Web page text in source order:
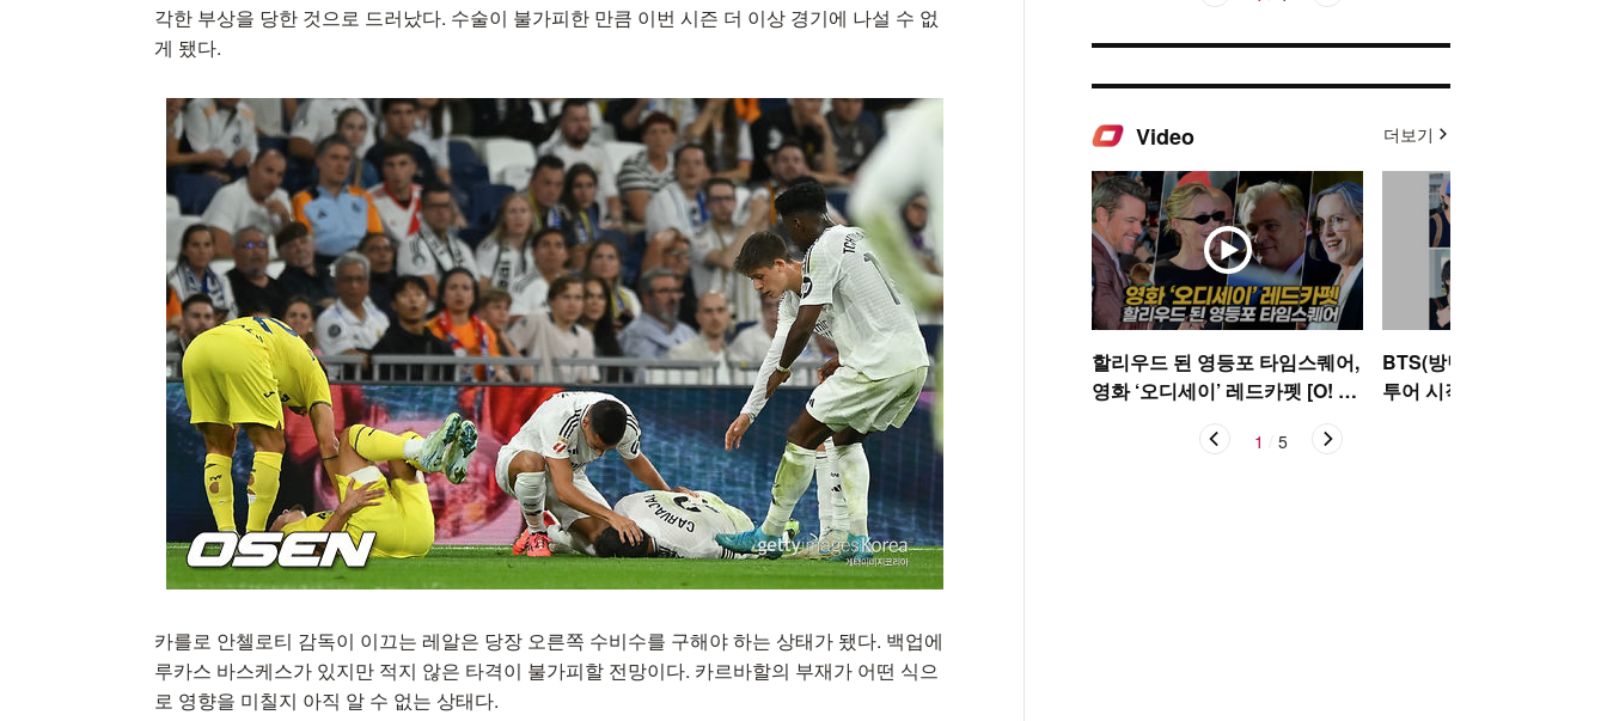
각한 부상을 당한 것으로 드러났다. 수술이 불가피한 만큼 이번 시즌 더 이상 경기에 나설 수 없
게 됐다.
카를로 안첼로티 감독이 이끄는 레알은 당장 오른쪽 수비수를 구해야 하는 상태가 됐다. 백업에
루카스 바스케스가 있지만 적지 않은 타격이 불가피할 전망이다. 카르바할의 부재가 어떤 식으
로 영향을 미칠지 아직 알 수 없는 상태다.
Video 더보기
할리우드 된 영등포 타임스퀘어,
영화 ‘오디세이’ 레드카펫 [O! ST
BTS(방탄소년단), 아리랑
투어 시작 [O! STAR]
1 5